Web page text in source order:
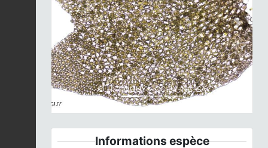
© H. TINGUY - CC BY-NC-SA
Previous Next
Informations espèce